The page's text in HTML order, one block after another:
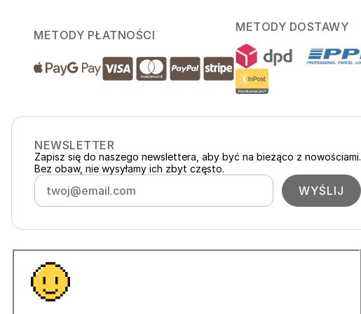
METODY PŁATNOŚCI
METODY DOSTAWY
NEWSLETTER
Zapisz się do naszego newslettera, aby być na bieżąco z nowościami.
Bez obaw, nie wysyłamy ich zbyt często.
WYŚLIJ
Polska
Česko loukykvet.cz
Slovensko
© 2016 →